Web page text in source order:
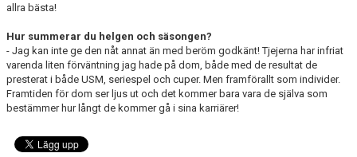
allra bästa!
Hur summerar du helgen och säsongen?
- Jag kan inte ge den nåt annat än med beröm godkänt! Tjejerna har infriat
varenda liten förväntning jag hade på dom, både med de resultat de
presterat i både USM, seriespel och cuper. Men framförallt som individer.
Framtiden för dom ser ljus ut och det kommer bara vara de själva som
bestämmer hur långt de kommer gå i sina karriärer!